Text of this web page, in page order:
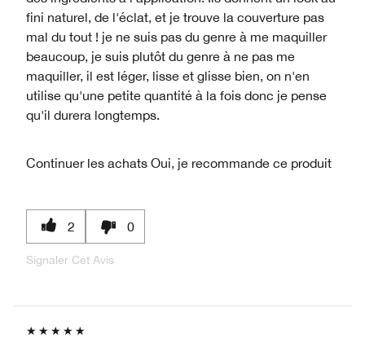
fini naturel, de l'éclat, et je trouve la couverture pas
mal du tout ! je ne suis pas du genre à me maquiller
beaucoup, je suis plutôt du genre à ne pas me
maquiller, il est léger, lisse et glisse bien, on n'en
utilise qu'une petite quantité à la fois donc je pense
qu'il durera longtemps.
Continuer les achats Oui, je recommande ce produit
2 0
Signaler Cet Avis